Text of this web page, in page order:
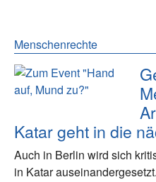
Menschenrechte
Katar geht in die
Auch in Berlin wird sich
in Katar